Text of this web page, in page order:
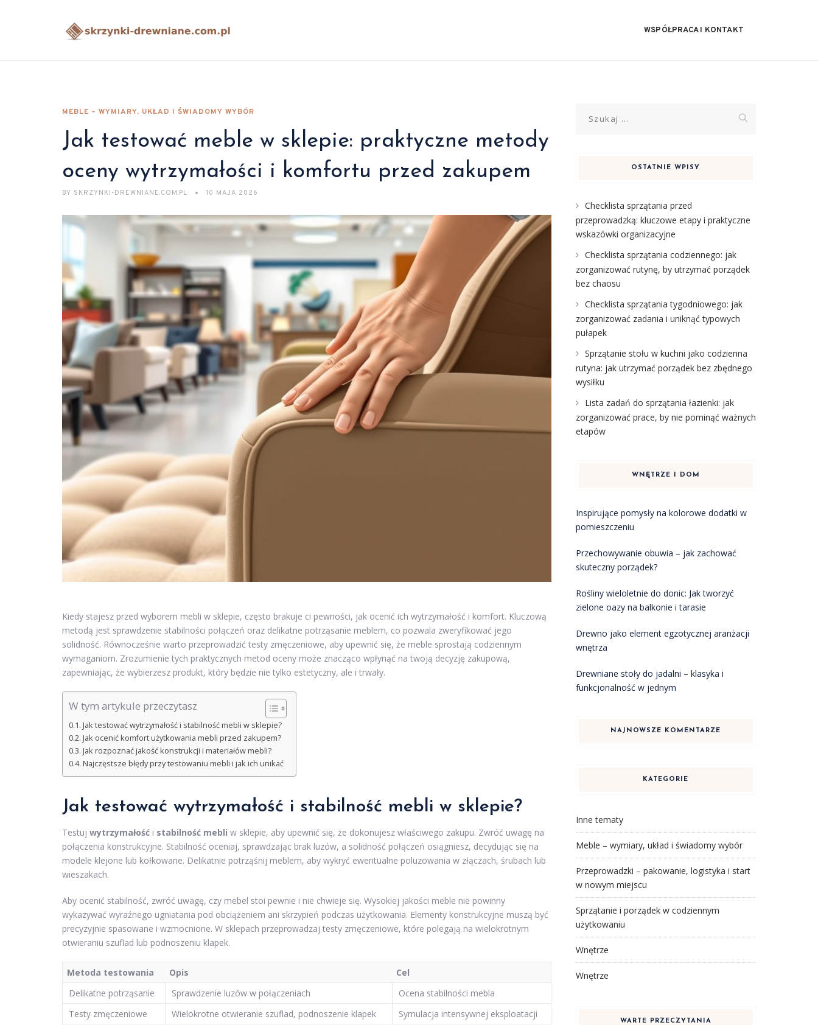
WSPÓŁPRACA I KONTAKT
MEBLE – WYMIARY, UKŁAD I ŚWIADOMY WYBÓR
Jak testować meble w sklepie: praktyczne metody
oceny wytrzymałości i komfortu przed zakupem
BY SKRZYNKI-DREWNIANE.COM.PL 10 MAJA 2026
Kiedy stajesz przed wyborem mebli w sklepie, często brakuje ci pewności, jak ocenić ich wytrzymałość i komfort. Kluczową
metodą jest sprawdzenie stabilności połączeń oraz delikatne potrząsanie meblem, co pozwala zweryfikować jego
solidność. Równocześnie warto przeprowadzić testy zmęczeniowe, aby upewnić się, że meble sprostają codziennym
wymaganiom. Zrozumienie tych praktycznych metod oceny może znacząco wpłynąć na twoją decyzję zakupową,
zapewniając, że wybierzesz produkt, który będzie nie tylko estetyczny, ale i trwały.
W tym artykule przeczytasz
Jak testować wytrzymałość i stabilność mebli w sklepie?
Jak ocenić komfort użytkowania mebli przed zakupem?
Jak rozpoznać jakość konstrukcji i materiałów mebli?
Najczęstsze błędy przy testowaniu mebli i jak ich unikać
Jak testować wytrzymałość i stabilność mebli w sklepie?
Testuj wytrzymałość i stabilność mebli w sklepie, aby upewnić się, że dokonujesz właściwego zakupu. Zwróć uwagę na
połączenia konstrukcyjne. Stabilność oceniaj, sprawdzając brak luzów, a solidność połączeń osiągniesz, decydując się na
modele klejone lub kołkowane. Delikatnie potrząśnij meblem, aby wykryć ewentualne poluzowania w złączach, śrubach lub
wieszakach.
Aby ocenić stabilność, zwróć uwagę, czy mebel stoi pewnie i nie chwieje się. Wysokiej jakości meble nie powinny
wykazywać wyraźnego ugniatania pod obciążeniem ani skrzypień podczas użytkowania. Elementy konstrukcyjne muszą być
precyzyjnie spasowane i wzmocnione. W sklepach przeprowadzaj testy zmęczeniowe, które polegają na wielokrotnym
otwieraniu szuflad lub podnoszeniu klapek.
Metoda testowania Opis
Cel
Delikatne potrząsanie
Sprawdzenie luzów w połączeniach
Ocena stabilności mebla
Testy zmęczeniowe
Wielokrotne otwieranie szuflad, podnoszenie klapek
Symulacja intensywnej eksploatacji
OSTATNIE WPISY
Checklista sprzątania przed
przeprowadzką: kluczowe etapy i praktyczne
wskazówki organizacyjne
Checklista sprzątania codziennego: jak
zorganizować rutynę, by utrzymać porządek
bez chaosu
Checklista sprzątania tygodniowego: jak
zorganizować zadania i uniknąć typowych
pułapek
Sprzątanie stołu w kuchni jako codzienna
rutyna: jak utrzymać porządek bez zbędnego
wysiłku
Lista zadań do sprzątania łazienki: jak
zorganizować prace, by nie pominąć ważnych
etapów
WNĘTRZE I DOM
Inspirujące pomysły na kolorowe dodatki w
pomieszczeniu
Przechowywanie obuwia – jak zachować
skuteczny porządek?
Rośliny wieloletnie do donic: Jak tworzyć
zielone oazy na balkonie i tarasie
Drewno jako element egzotycznej aranżacji
wnętrza
Drewniane stoły do jadalni – klasyka i
funkcjonalność w jednym
NAJNOWSZE KOMENTARZE
KATEGORIE
Inne tematy
Meble – wymiary, układ i świadomy wybór
Przeprowadzki – pakowanie, logistyka i start
w nowym miejscu
Sprzątanie i porządek w codziennym
użytkowaniu
Wnętrze
Wnętrze
WARTE PRZECZYTANIA